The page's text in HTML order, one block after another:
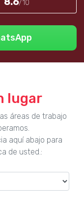
/10
lugar
áreas de trabajo
aquí abajo para
de usted.: